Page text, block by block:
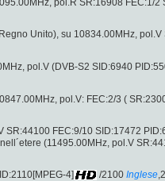
pol.R SR:16908 FEC:1/
Unito), su 10834.00MHz,
pol.V (DVB-S2 SID:6940
pol.V: FEC:2/3 (
FEC:9/10 SID:17472
(11495.00MHz, pol.V
4] /2100 Inglese